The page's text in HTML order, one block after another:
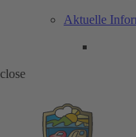
Aktuelle
close